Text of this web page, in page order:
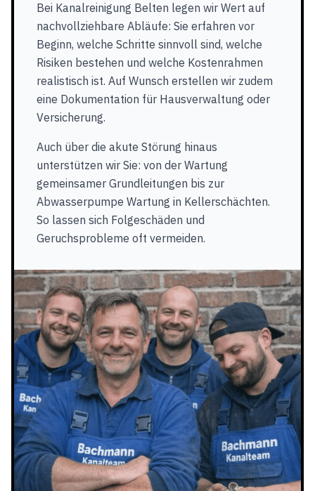
Bei Kanalreinigung Belten legen wir Wert auf
nachvollziehbare Abläufe: Sie erfahren vor
Beginn, welche Schritte sinnvoll sind, welche
Risiken bestehen und welche Kostenrahmen
realistisch ist. Auf Wunsch erstellen wir zudem
eine Dokumentation für Hausverwaltung oder
Versicherung.
Auch über die akute Störung hinaus
unterstützen wir Sie: von der Wartung
gemeinsamer Grundleitungen bis zur
Abwasserpumpe Wartung in Kellerschächten.
So lassen sich Folgeschäden und
Geruchsprobleme oft vermeiden.